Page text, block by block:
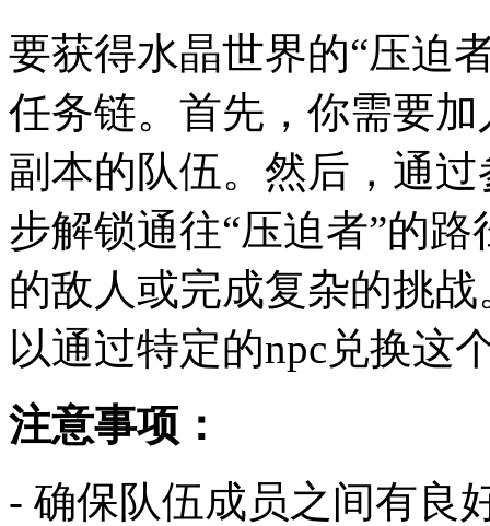
要获得水晶世界的“压迫
任务链。首先，你需要
副本的队伍。然后，通
步解锁通往“压迫者”的
的敌人或完成复杂的挑
以通过特定的npc兑换这
注意事项：
- 确保队伍成员之间有良